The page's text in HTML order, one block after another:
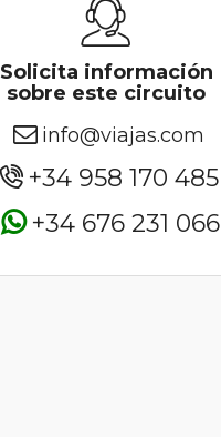
Solicita información
sobre este circuito
info@viajas.com
+34 958 170 485
+34 676 231 066